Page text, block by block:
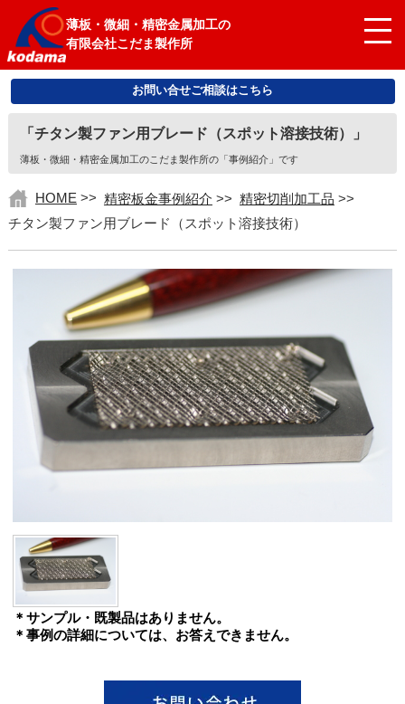
薄板・微細・精密金属加工の
有限会社こだま製作所
お問い合せご相談はこちら
「チタン製ファン用ブレード（スポット溶接技術）」
薄板・微細・精密金属加工のこだま製作所の「事例紹介」です
HOME >> 精密板金事例紹介 >> 精密切削加工品 >>
チタン製ファン用ブレード（スポット溶接技術）
＊サンプル・既製品はありません。
＊事例の詳細については、お答えできません。